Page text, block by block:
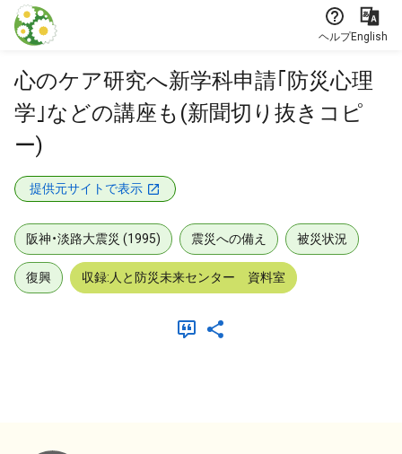
本文に飛ぶ
ヘルプEnglish
心のケア研究へ新学科申請｢防災心理
学｣などの講座も(新聞切り抜きコピ
ー)
提供元サイトで表示
阪神・淡路大震災 (1995) 震災への備え 被災状況
復興 収録:人と防災未来センター 資料室